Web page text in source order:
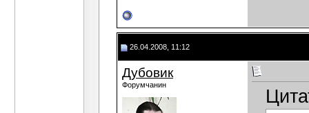
26.04.2008, 11:12
Дубовик
Форумчанин